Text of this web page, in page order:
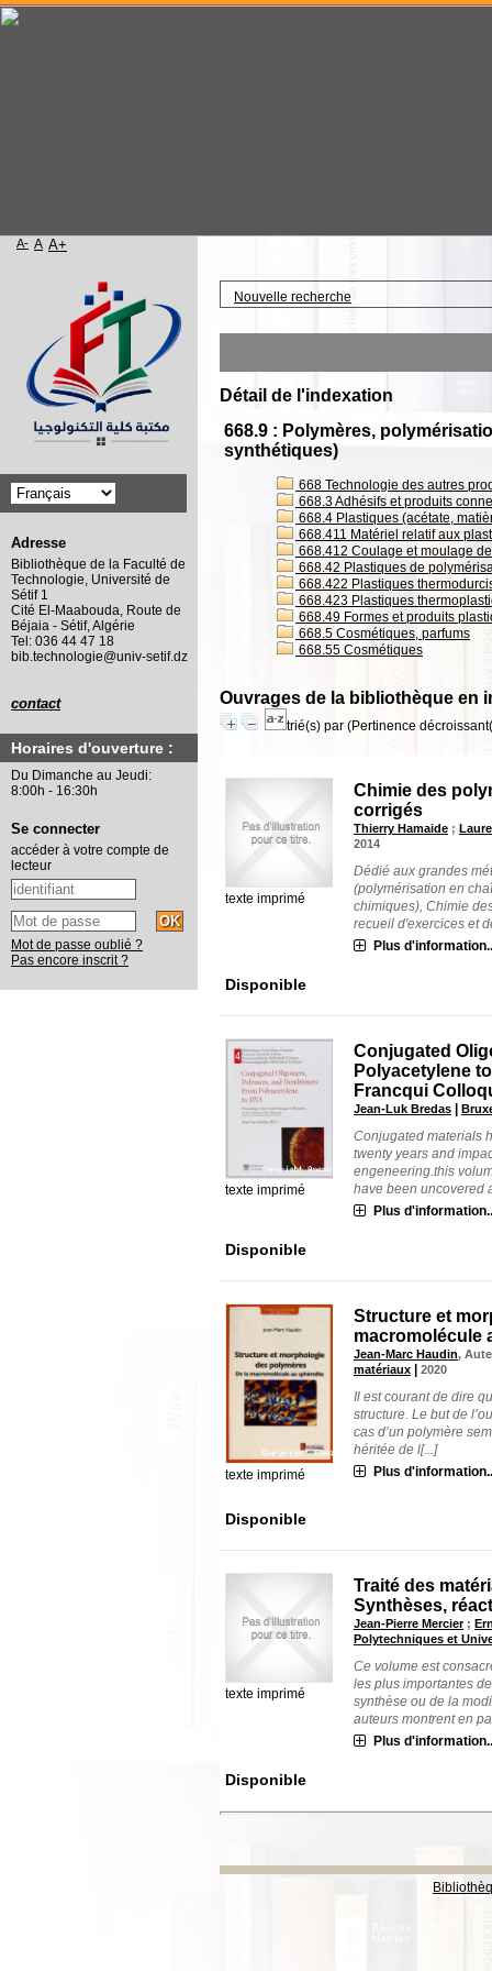
Nouvelle recherche
Détail de l'indexation
668.9 : Polymères,
synthétiques)
668 Technologie des autres
668.3 Adhésifs et produits
668.4 Plastiques (acétate,
668.411 Matériel relatif aux
668.412 Coulage et moulage
668.42 Plastiques de
668.422 Plastiques
668.423 Plastiques
668.49 Formes et produits
668.5 Cosmétiques, parfums
668.55 Cosmétiques
Ouvrages de la bibliothèque en
trié(s) par (Pertinence
texte imprimé
Chimie des
corrigés
Thierry Hamaide ;
2014
Dédié aux grandes
(polymérisation en
chimiques), Chimie
recueil d'exercices et
Plus
Disponible
texte imprimé
Conjugated
Polyacetylene
Francqui
Jean-Luk Bredas |
Conjugated materials
twenty years and
engeneering.this
have been uncovered
Plus
Disponible
texte imprimé
Structure et
macromolécule
Jean-Marc Haudin,
matériaux |2020
Il est courant de dire
structure. Le but de
cas d’un polymère
héritée de l[...]
Plus
Disponible
texte imprimé
Traité des
Synthèses,
Jean-Pierre Mercier;
Polytechniques et
Ce volume est
les plus importantes
synthèse ou de la
auteurs montrent en
Plus
Disponible
Accueil
A- A A+
Adresse
Bibliothèque de la Faculté de
Technologie, Université de
Sétif 1
Cité El-Maabouda, Route de
Béjaia - Sétif, Algérie
Tel: 036 44 47 18
bib.technologie@univ-setif.dz
contact
Horaires d'ouverture :
Du Dimanche au Jeudi:
8:00h - 16:30h
Se connecter
accéder à votre compte de
lecteur
Mot de passe oublié ?
Pas encore inscrit ?